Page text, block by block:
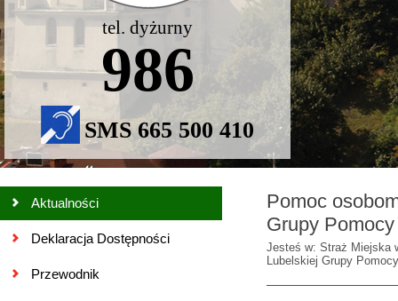
tel. dyżurny
986
SMS 665 500 410
Aktualności
Deklaracja Dostępności
Przewodnik
Pomoc
Grupy
Jesteś w: Straż Miejska
Lubelskiej Grupy